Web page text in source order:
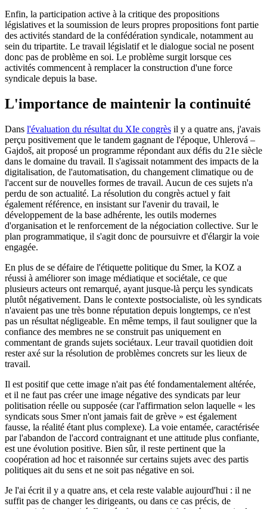
Enfin, la participation active à la critique des propositions
législatives et la soumission de leurs propres propositions font partie
des activités standard de la confédération syndicale, notamment au
sein du tripartite. Le travail législatif et le dialogue social ne posent
donc pas de problème en soi. Le problème surgit lorsque ces
activités commencent à remplacer la construction d'une force
syndicale depuis la base.
L'importance de maintenir la continuité
Dans l'évaluation du résultat du XIe congrès il y a quatre ans, j'avais
perçu positivement que le tandem gagnant de l'époque, Uhlerová –
Gajdoš, ait proposé un programme répondant aux défis du 21e siècle
dans le domaine du travail. Il s'agissait notamment des impacts de la
digitalisation, de l'automatisation, du changement climatique ou de
l'accent sur de nouvelles formes de travail. Aucun de ces sujets n'a
perdu de son actualité. La résolution du congrès actuel y fait
également référence, en insistant sur l'avenir du travail, le
développement de la base adhérente, les outils modernes
d'organisation et le renforcement de la négociation collective. Sur le
plan programmatique, il s'agit donc de poursuivre et d'élargir la voie
engagée.
En plus de se défaire de l'étiquette politique du Smer, la KOZ a
réussi à améliorer son image médiatique et sociétale, ce que
plusieurs acteurs ont remarqué, ayant jusque-là perçu les syndicats
plutôt négativement. Dans le contexte postsocialiste, où les syndicats
n'avaient pas une très bonne réputation depuis longtemps, ce n'est
pas un résultat négligeable. En même temps, il faut souligner que la
confiance des membres ne se construit pas uniquement en
commentant de grands sujets sociétaux. Leur travail quotidien doit
rester axé sur la résolution de problèmes concrets sur les lieux de
travail.
Il est positif que cette image n'ait pas été fondamentalement altérée,
et il ne faut pas créer une image négative des syndicats par leur
politisation réelle ou supposée (car l'affirmation selon laquelle « les
syndicats sous Smer n'ont jamais fait de grève » est également
fausse, la réalité étant plus complexe). La voie entamée, caractérisée
par l'abandon de l'accord contraignant et une attitude plus confiante,
est une évolution positive. Bien sûr, il reste pertinent que la
coopération ad hoc et raisonnée sur certains sujets avec des partis
politiques ait du sens et ne soit pas négative en soi.
Je l'ai écrit il y a quatre ans, et cela reste valable aujourd'hui : il ne
suffit pas de changer les dirigeants, ou dans ce cas précis, de